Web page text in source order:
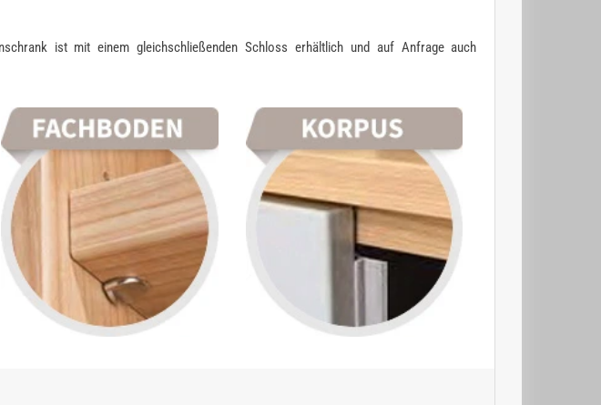
ist mit einem gleichschließenden Schloss erhältlich und auf Anfrage auch